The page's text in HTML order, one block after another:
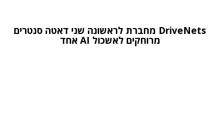
DriveNets מחברת לראשונה שני דאטה סנטרים
מרוחקים לאשכול AI אחד